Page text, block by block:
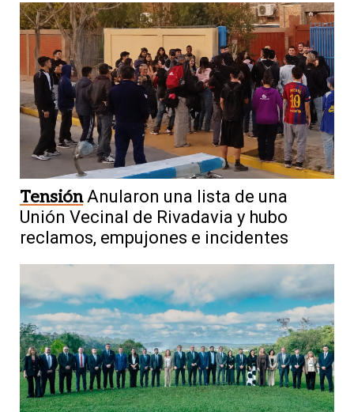
Tensión Anularon una lista de una
Unión Vecinal de Rivadavia y hubo
reclamos, empujones e incidentes